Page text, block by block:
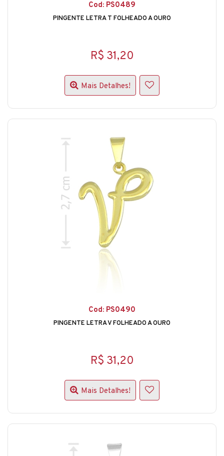
Cod: PS0489
PINGENTE LETRA T FOLHEADO A OURO
R$ 31,20
Mais Detalhes!
Cod: PS0490
PINGENTE LETRA V FOLHEADO A OURO
R$ 31,20
Mais Detalhes!